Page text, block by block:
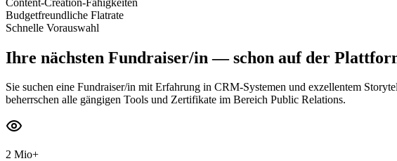
Budgetfreundliche Flatrate
Schnelle Vorauswahl
Ihre nächsten Fundraiser/in — schon auf der
Sie suchen eine Fundraiser/in mit Erfahrung in CRM-Systemen und exzellentem
beherrschen alle gängigen Tools und Zertifikate im Bereich Public Relations.
2 Mio+